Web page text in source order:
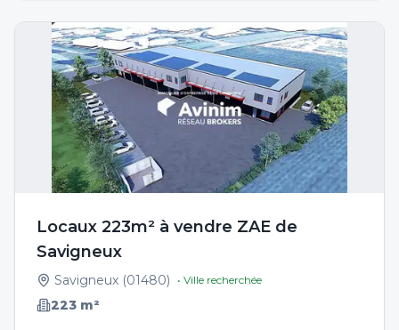
Locaux 223m² à vendre ZAE de
Savigneux
Savigneux (01480) • Ville recherchée
223 m²